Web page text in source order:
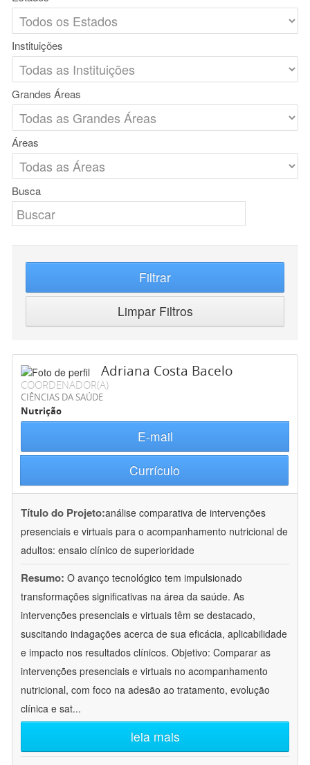
Instituições
Grandes Áreas
Áreas
Busca
Filtrar
Limpar Filtros
Adriana Costa Bacelo
COORDENADOR(A)
CIÊNCIAS DA SAÚDE
Nutrição
E-mail
Currículo
Título do Projeto:análise comparativa de intervenções
presenciais e virtuais para o acompanhamento nutricional de
adultos: ensaio clínico de superioridade
Resumo: O avanço tecnológico tem impulsionado
transformações significativas na área da saúde. As
intervenções presenciais e virtuais têm se destacado,
suscitando indagações acerca de sua eficácia, aplicabilidade
e impacto nos resultados clínicos. Objetivo: Comparar as
intervenções presenciais e virtuais no acompanhamento
nutricional, com foco na adesão ao tratamento, evolução
clínica e sat...
leia mais